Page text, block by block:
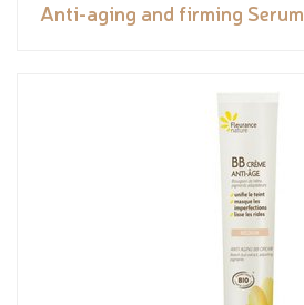
Anti-aging and firming Serum